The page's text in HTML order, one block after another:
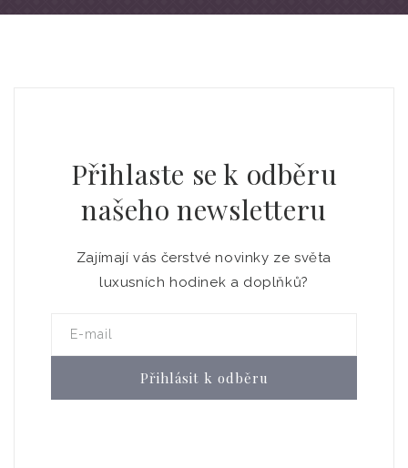
Přihlaste se k odběru
našeho newsletteru
Zajímají vás čerstvé novinky ze světa
luxusních hodinek a doplňků?
E-mail
Přihlásit k odběru